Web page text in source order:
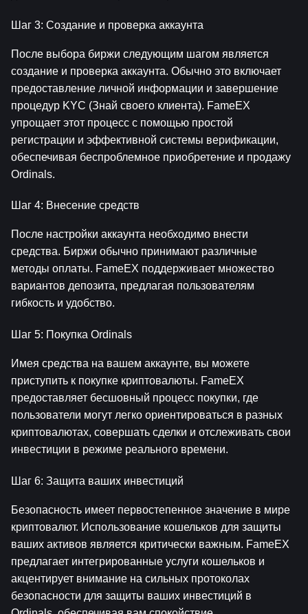
Шаг 3: Создание и проверка аккаунта
После выбора биржи следующим шагом является
создание и проверка аккаунта. Обычно это включает
предоставление личной информации и завершение
процедур KYC (Знай своего клиента). FameEX
упрощает этот процесс с помощью простой
регистрации и эффективной системы верификации,
обеспечивая беспроблемное приобретение и продажу
Ordinals.
Шаг 4: Внесение средств
После настройки аккаунта необходимо внести
средства. Биржи обычно принимают различные
методы оплаты. FameEX поддерживает множество
вариантов депозита, предлагая пользователям
гибкость и удобство.
Шаг 5: Покупка Ordinals
Имея средства на вашем аккаунте, вы можете
приступить к покупке криптовалюты. FameEX
предоставляет бесшовный процесс покупки, где
пользователи могут легко ориентироваться в разных
криптовалютах, совершать сделки и отслеживать свои
инвестиции в режиме реального времени.
Шаг 6: Защита ваших инвестиций
Безопасность имеет первостепенное значение в мире
криптовалют. Использование кошельков для защиты
ваших активов является критически важным. FameEX
предлагает интегрированные услуги кошельков и
акцентирует внимание на сильных протоколах
безопасности для защиты ваших инвестиций в